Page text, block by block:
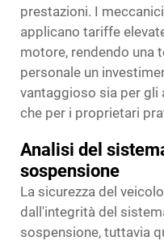
prestazioni. I
applicano tariffe
motore, rendendo una
personale un
vantaggioso sia per
che per i proprietari
Analisi del
sospensione
La sicurezza del
dall'integrità del
sospensione, tuttavia